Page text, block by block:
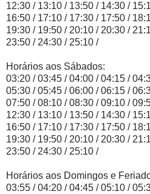
12:30 / 13:10 / 13:50 / 14:30 /
16:50 / 17:10 / 17:30 / 17:50 /
19:30 / 19:50 / 20:10 / 20:30 /
23:50 / 24:30 / 25:10 /
Horários aos Sábados:
03:20 / 03:45 / 04:00 / 04:15 /
05:30 / 05:45 / 06:00 / 06:15 /
07:50 / 08:10 / 08:30 / 09:10 /
12:30 / 13:10 / 13:50 / 14:30 /
16:50 / 17:10 / 17:30 / 17:50 /
19:30 / 19:50 / 20:10 / 20:30 /
23:50 / 24:30 / 25:10 /
Horários aos Domingos e
03:55 / 04:20 / 04:45 / 05:10 /